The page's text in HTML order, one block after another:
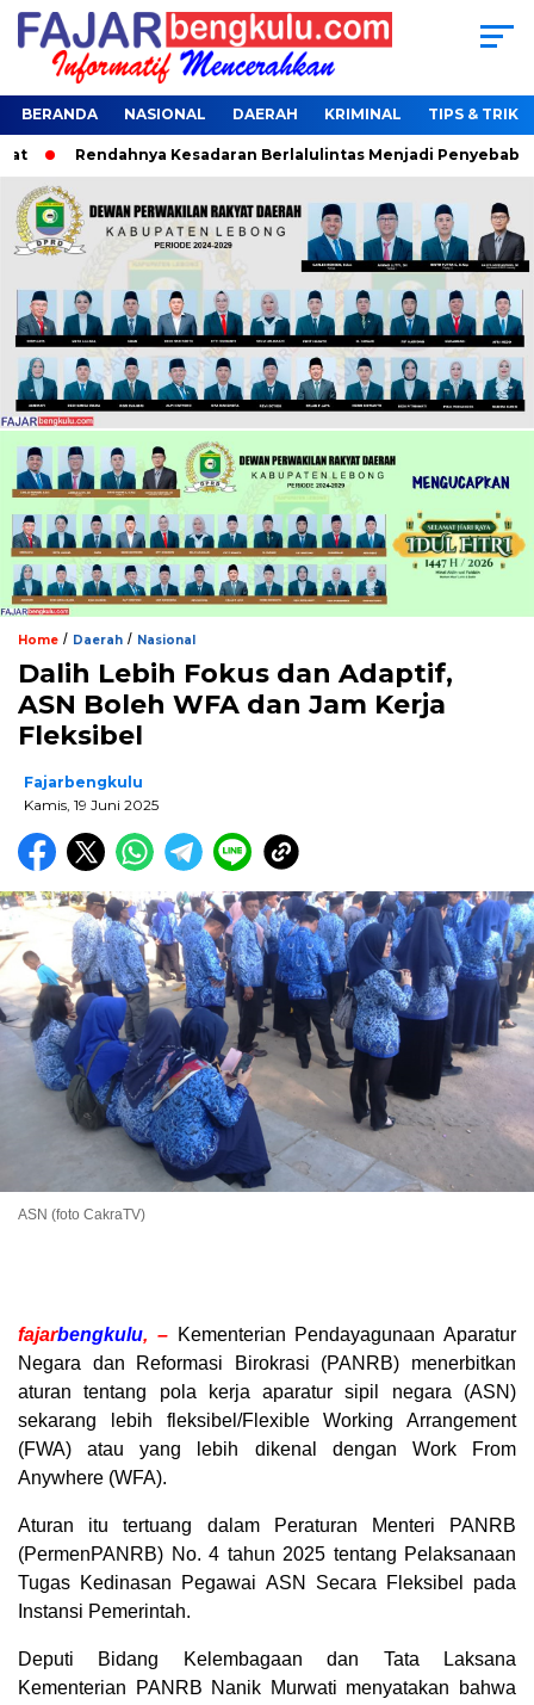
BERANDA NASIONAL DAERAH KRIMINAL TIPS & TRIK
Rendahnya Kesadaran Berlalulintas Menjadi Penyebab
Home / Daerah / Nasional
Dalih Lebih Fokus dan Adaptif,
ASN Boleh WFA dan Jam Kerja
Fleksibel
Fajarbengkulu
Kamis, 19 Juni 2025
ASN (foto CakraTV)
fajarbengkulu, –Kementerian Pendayagunaan Aparatur
Negara dan Reformasi Birokrasi (PANRB) menerbitkan
aturan tentang pola kerja aparatur sipil negara (ASN)
sekarang lebih fleksibel/Flexible Working Arrangement
(FWA) atau yang lebih dikenal dengan Work From
Anywhere (WFA).
Aturan itu tertuang dalam Peraturan Menteri PANRB
(PermenPANRB) No. 4 tahun 2025 tentang Pelaksanaan
Tugas Kedinasan Pegawai ASN Secara Fleksibel pada
Instansi Pemerintah.
Deputi Bidang Kelembagaan dan Tata Laksana
Kementerian PANRB Nanik Murwati menyatakan bahwa